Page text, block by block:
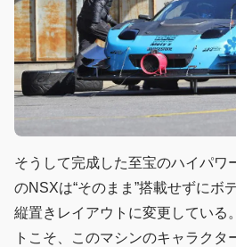
そうして完成した至宝のハイパワ
のNSXは“そのまま”搭載せずにボ
縦置きレイアウトに変更している
トこそ、このマシンのキャラクタ